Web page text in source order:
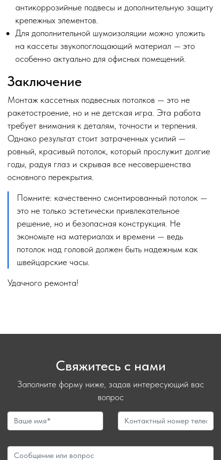
антикоррозийные подвесы и дополнительную защиту
крепежных элементов.
Для дополнительной шумоизоляции можно уложить
на кассеты звукопоглощающий материал — это
особенно актуально для офисных помещений.
Заключение
Монтаж кассетных подвесных потолков — это не
ракетостроение, но и не детская игра. Эта работа
требует внимания к деталям, точности и терпения.
Однако результат стоит затраченных усилий —
ровный, красивый потолок, который прослужит долгие
годы, радуя глаз и скрывая все несовершенства
основного перекрытия.
Помните: качественно смонтированный потолок —
это не только эстетически привлекательное
решение, но и безопасная конструкция. Не
экономьте на материалах и времени — ведь
потолок над головой должен быть надежным как
швейцарские часы.
Удачного ремонта!
Свяжитесь с нами
Заполните форму ниже, задав интересующий вас
вопрос